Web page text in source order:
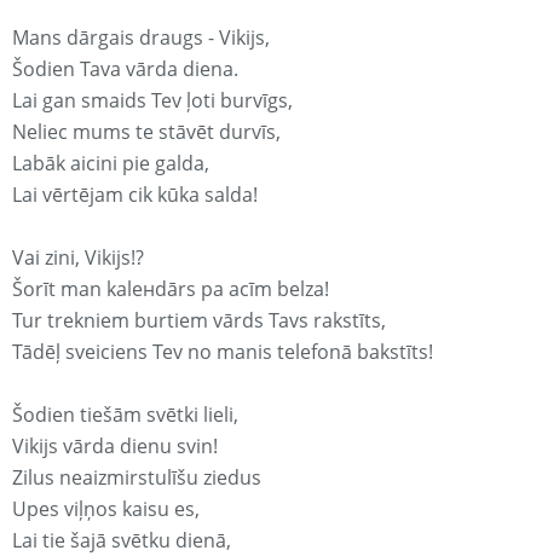
Mans dārgais draugs - Vikijs,
Šodien Tava vārda diena.
Lai gan smaids Tev ļoti burvīgs,
Neliec mums te stāvēt durvīs,
Labāk aicini pie galda,
Lai vērtējam cik kūka salda!
Vai zini, Vikijs!?
Šorīt man kaleнdārs pa acīm belza!
Tur trekniem burtiem vārds Tavs rakstīts,
Tādēļ sveiciens Tev no manis telefonā bakstīts!
Šodien tiešām svētki lieli,
Vikijs vārda dienu svin!
Zilus neaizmirstulīšu ziedus
Upes viļņos kaisu es,
Lai tie šajā svētku dienā,